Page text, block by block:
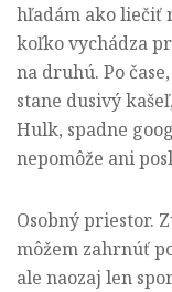
hľadám ako liečiť
koľko vychádza
na druhú. Po
stane dusivý
Hulk, spadne
nepomôže ani
Osobný priestor.
môžem zahrnúť
ale naozaj len